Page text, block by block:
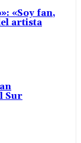
«Soy fan,
artista
Sur